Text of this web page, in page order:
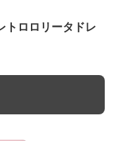
トロロリータドレ